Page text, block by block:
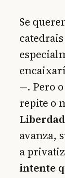
Se
—. Pero
repite o
avanza,
a
intente